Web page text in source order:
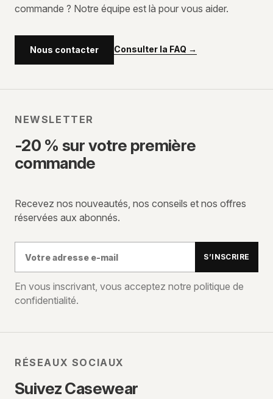
commande ? Notre équipe est là pour vous aider.
Nous contacter Consulter la FAQ →
NEWSLETTER
-20 % sur votre première
commande
Recevez nos nouveautés, nos conseils et nos offres
réservées aux abonnés.
e-
mail
S’INSCRIRE
En vous inscrivant, vous acceptez notre politique de
confidentialité.
RÉSEAUX SOCIAUX
Suivez Casewear